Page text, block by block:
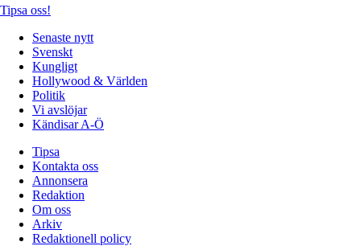
Tipsa oss!
Senaste nytt
Svenskt
Kungligt
Hollywood & Världen
Politik
Vi avslöjar
Kändisar A-Ö
Tipsa
Kontakta oss
Annonsera
Redaktion
Om oss
Arkiv
Redaktionell policy